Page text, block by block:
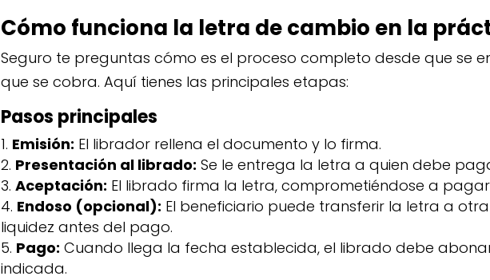
Cómo funciona la letra de cambio en la
Seguro te preguntas cómo es el proceso completo desde que se
que se cobra. Aquí tienes las principales etapas:
Pasos principales
Emisión: El librador rellena el documento y lo firma.
Presentación al librado: Se le entrega la letra a quien debe
Aceptación: El librado firma la letra, comprometiéndose a
Endoso (opcional): El beneficiario puede transferir la letra a
liquidez antes del pago.
Pago: Cuando llega la fecha establecida, el librado debe
indicada.